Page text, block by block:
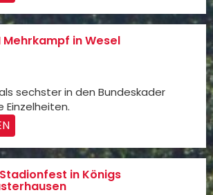
Mehrkampf in Wesel
sechster in den Bundeskader
Einzelheiten.
Stadionfest in Königs